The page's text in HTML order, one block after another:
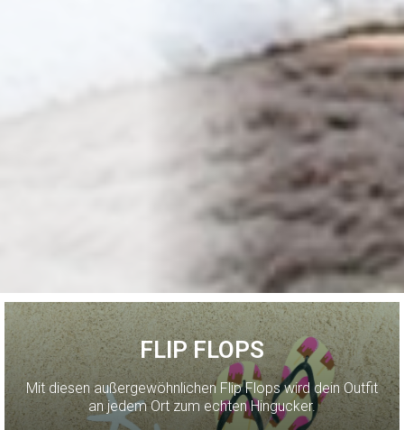
FLIP FLOPS
Mit diesen außergewöhnlichen Flip Flops wird dein Outfit
an jedem Ort zum echten Hingucker.